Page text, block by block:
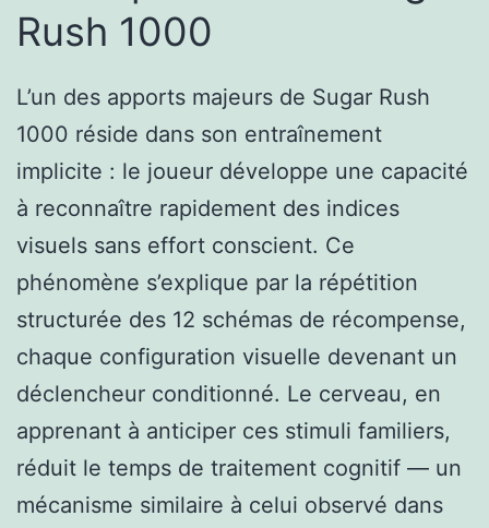
Rush 1000
L’un des apports majeurs de Sugar Rush
1000 réside dans son entraînement
implicite : le joueur développe une capacité
à reconnaître rapidement des indices
visuels sans effort conscient. Ce
phénomène s’explique par la répétition
structurée des 12 schémas de récompense,
chaque configuration visuelle devenant un
déclencheur conditionné. Le cerveau, en
apprenant à anticiper ces stimuli familiers,
réduit le temps de traitement cognitif — un
mécanisme similaire à celui observé dans